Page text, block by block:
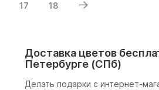
17 18
Доставка цветов
Петербурге (СПб)
Делать подарки с интернет-